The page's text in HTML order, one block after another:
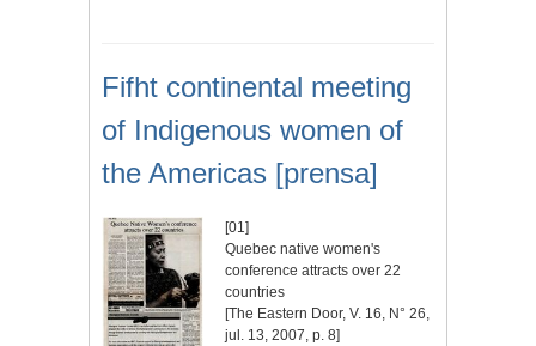
Fifht continental meeting
of Indigenous women of
the Americas [prensa]
[01]
Quebec native women's
conference attracts over 22
countries
[The Eastern Door, V. 16, N° 26,
jul. 13, 2007, p. 8]